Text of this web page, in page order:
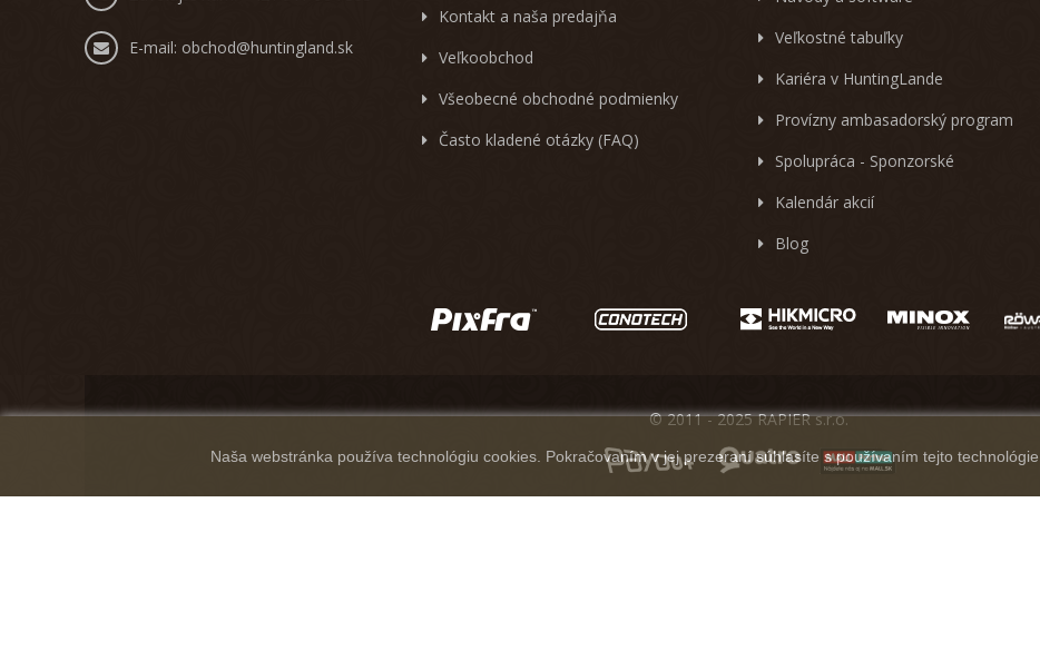
E-mail: obchod@huntingland.sk
Kontakt a naša predajňa
Veľkoobchod
Všeobecné obchodné podmienky
Často kladené otázky (FAQ)
Veľkostné tabuľky
Kariéra v HuntingLande
Provízny ambasadorský program
Spolupráca - Sponzorské
Kalendár akcií
Blog
Naša webstránka používa technológiu cookies. Pokračovaním v jej prezeraní súhlasíte s používaním tejto technológie.
© 2011 - 2025 RAPIER s.r.o.